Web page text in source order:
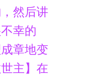
然后讲
幸的
章地变
主】在